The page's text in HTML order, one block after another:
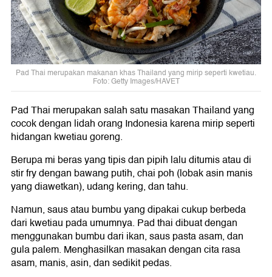
Pad Thai merupakan makanan khas Thailand yang mirip seperti kwetiau.
Foto: Getty Images/HAVET
Pad Thai merupakan salah satu masakan Thailand yang
cocok dengan lidah orang Indonesia karena mirip seperti
hidangan kwetiau goreng.
Berupa mi beras yang tipis dan pipih lalu ditumis atau di
stir fry dengan bawang putih, chai poh (lobak asin manis
yang diawetkan), udang kering, dan tahu.
Namun, saus atau bumbu yang dipakai cukup berbeda
dari kwetiau pada umumnya. Pad thai dibuat dengan
menggunakan bumbu dari ikan, saus pasta asam, dan
gula palem. Menghasilkan masakan dengan cita rasa
asam, manis, asin, dan sedikit pedas.